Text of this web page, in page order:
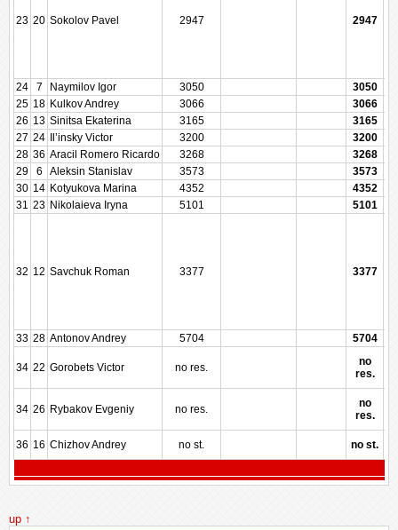
23 20 Sokolov Pavel 2947 2947
24 7 Naymilov Igor 3050
3050
25 18 Kulkov Andrey 3066
3066
26 13 Sinitsa Ekaterina 3165
3165
27 24 Il’insky Victor 3200
3200
28 36 Aracil Romero Ricardo 3268
3268
29
6 Aleksin Stanislav 3573
3573
30 14 Kotyukova Marina 4352
4352
31 23 Nikolaieva Iryna 5101 5101
32 12 Savchuk Roman 3377 3377
33 28 Antonov Andrey 5704 5704
34 22 Gorobets Victor no res.
no
res.
34 26 Rybakov Evgeniy no res.
no
res.
36 16 Chizhov Andrey no st. no st.
up ↑